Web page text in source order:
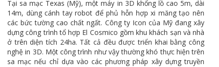
Tại sa mạc Texas (Mỹ), một máy in 3D khổng lồ cao 5m, dài
14m, dùng cánh tay robot để phủ hỗn hợp xi măng tạo nên
các bức tường cao chất ngất. Công ty Icon của Mỹ đang xây
dựng công trình tổ hợp El Cosmico gồm khu khách sạn và nhà
ở trên diện tích 24ha. Tất cả đều được triển khai bằng công
nghệ in 3D. Một công trình như vậy thường khó thực hiện trên
sa mạc nếu chỉ dựa vào các phương pháp xây dựng truyền